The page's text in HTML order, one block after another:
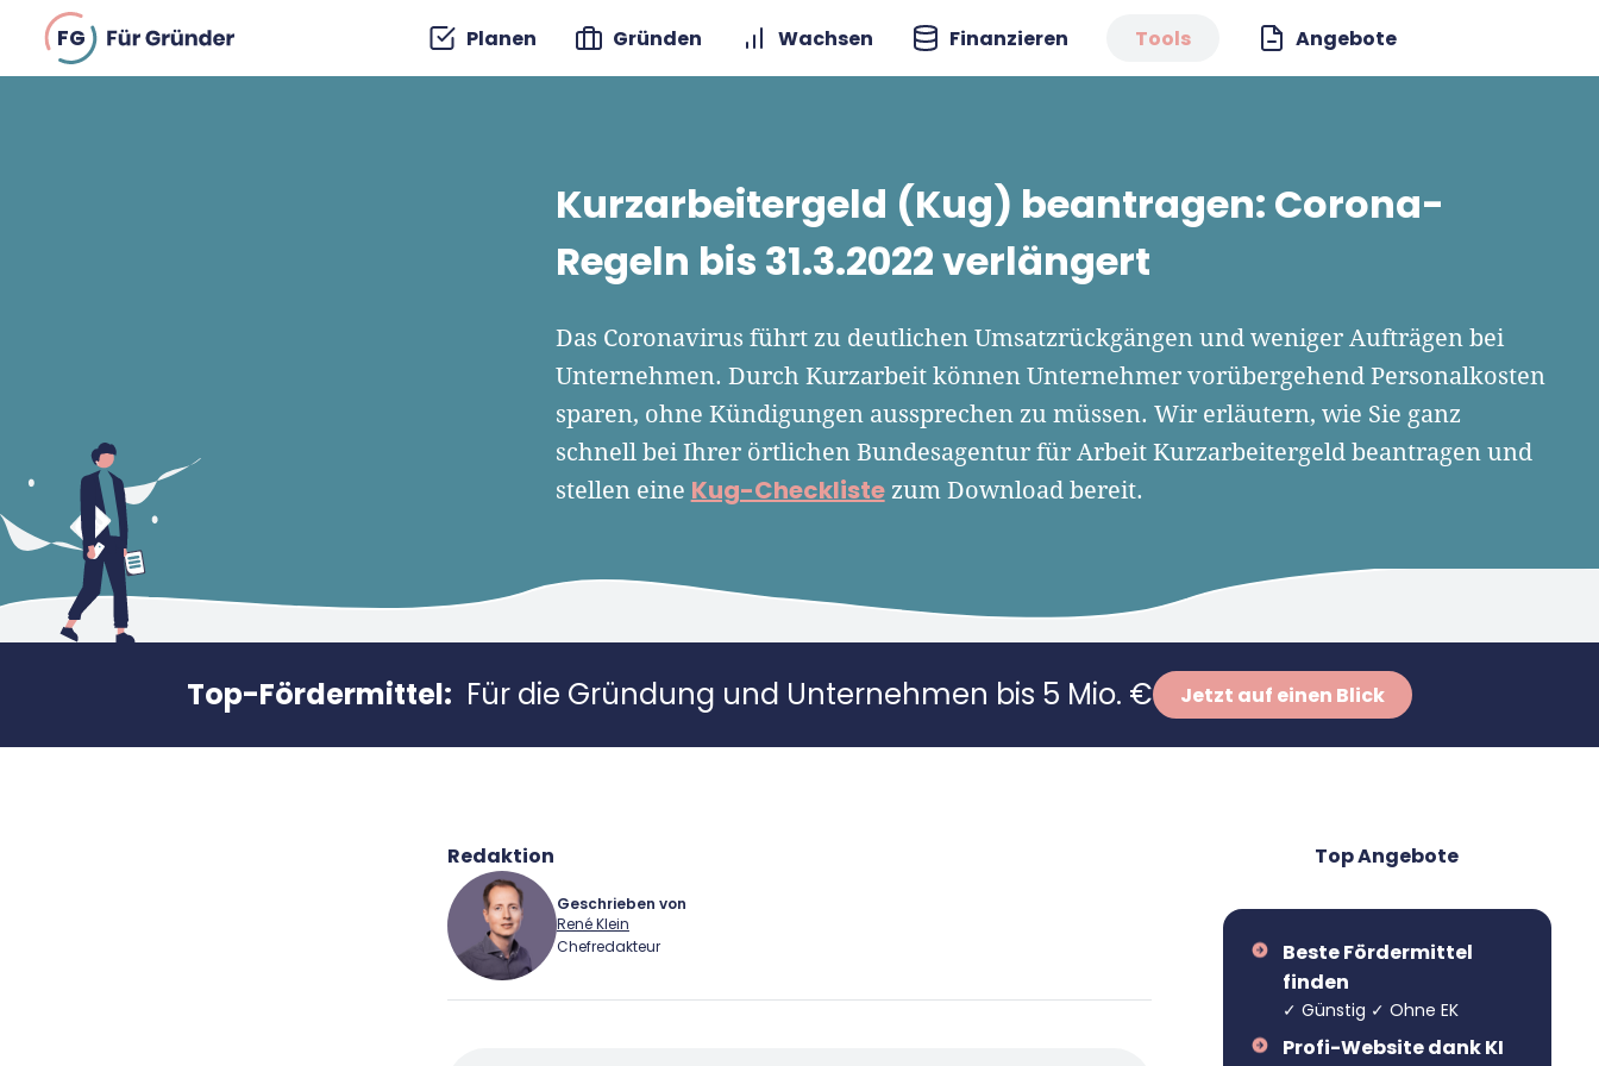
FG Planen Gründen Wachsen Finanzieren Tools Angebote
Kurzarbeitergeld (Kug) beantragen: Corona-
Regeln bis 31.3.2022 verlängert
Das Coronavirus führt zu deutlichen Umsatzrückgängen und weniger Aufträgen bei
Unternehmen. Durch Kurzarbeit können Unternehmer vorübergehend Personalkosten
sparen, ohne Kündigungen aussprechen zu müssen. Wir erläutern, wie Sie ganz
schnell bei Ihrer örtlichen Bundesagentur für Arbeit Kurzarbeitergeld beantragen und
stellen eine Kug-Checklistezum Download bereit.
Top-Fördermittel: Für die Gründung und Unternehmen bis 5 Mio. € Jetzt auf einen Blick
Redaktion
Geschrieben von
René Klein
Chefredakteur
Top Angebote
Beste Fördermittel
finden
✓ Günstig ✓ Ohne EK
Profi-Website dank KI